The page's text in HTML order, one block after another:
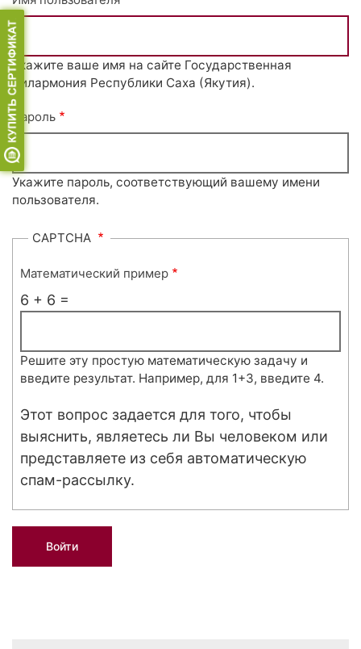
Укажите ваше имя на сайте Государственная
филармония Республики Саха (Якутия).
Пароль
Укажите пароль, соответствующий вашему имени
пользователя.
CAPTCHA
Математический пример
6 + 6 =
Решите эту простую математическую задачу и
введите результат. Например, для 1+3, введите 4.
Этот вопрос задается для того, чтобы
выяснить, являетесь ли Вы человеком или
представляете из себя автоматическую
спам-рассылку.